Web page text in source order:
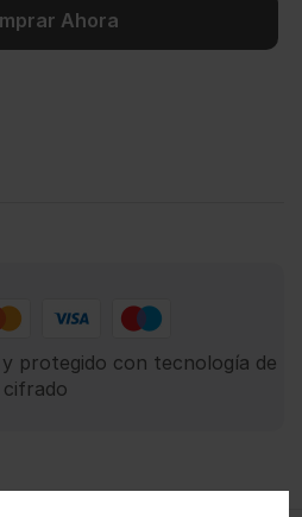
Ahora
protegido con tecnología de
cifrado